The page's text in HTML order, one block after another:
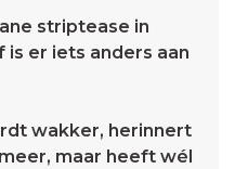
striptease in
is er iets anders aan
wakker, herinnert
maar heeft wél